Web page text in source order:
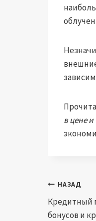
в цене
по
НАЗАД
Кредитный
бонусов и